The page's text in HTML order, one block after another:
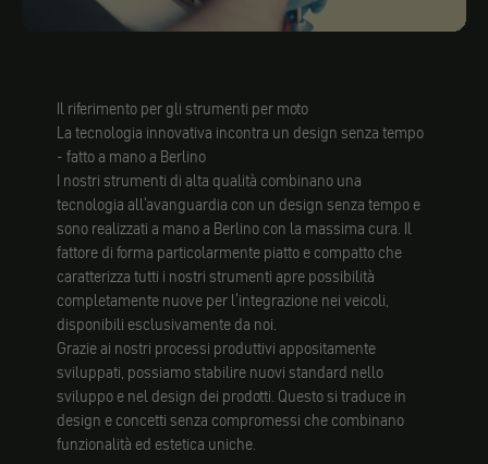
Il riferimento per gli strumenti per moto
La tecnologia innovativa incontra un design senza tempo
- fatto a mano a Berlino
I nostri strumenti di alta qualità combinano una
tecnologia all'avanguardia con un design senza tempo e
sono realizzati a mano a Berlino con la massima cura. Il
fattore di forma particolarmente piatto e compatto che
caratterizza tutti i nostri strumenti apre possibilità
completamente nuove per l'integrazione nei veicoli,
disponibili esclusivamente da noi.
Grazie ai nostri processi produttivi appositamente
sviluppati, possiamo stabilire nuovi standard nello
sviluppo e nel design dei prodotti. Questo si traduce in
design e concetti senza compromessi che combinano
funzionalità ed estetica uniche.